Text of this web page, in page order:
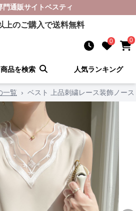
門通販サイトベスティ
上のご購入で送料無料
0 0
商品を検索 人気ランキング
一覧 › ベスト 上品刺繍レース装飾ノー